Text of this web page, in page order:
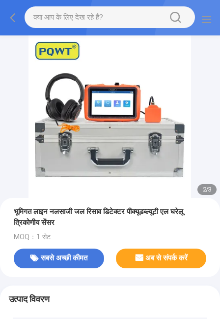
2/3
भूमिगत लाइन नलसाजी जल रिसाव डिटेक्टर पीक्यूडब्ल्यूटी एल घरेलू
त्रिकोणीय सेंसर
MOQ：1 सेट
सबसे अच्छी कीमत अब से संपर्क करें
उत्पाद विवरण